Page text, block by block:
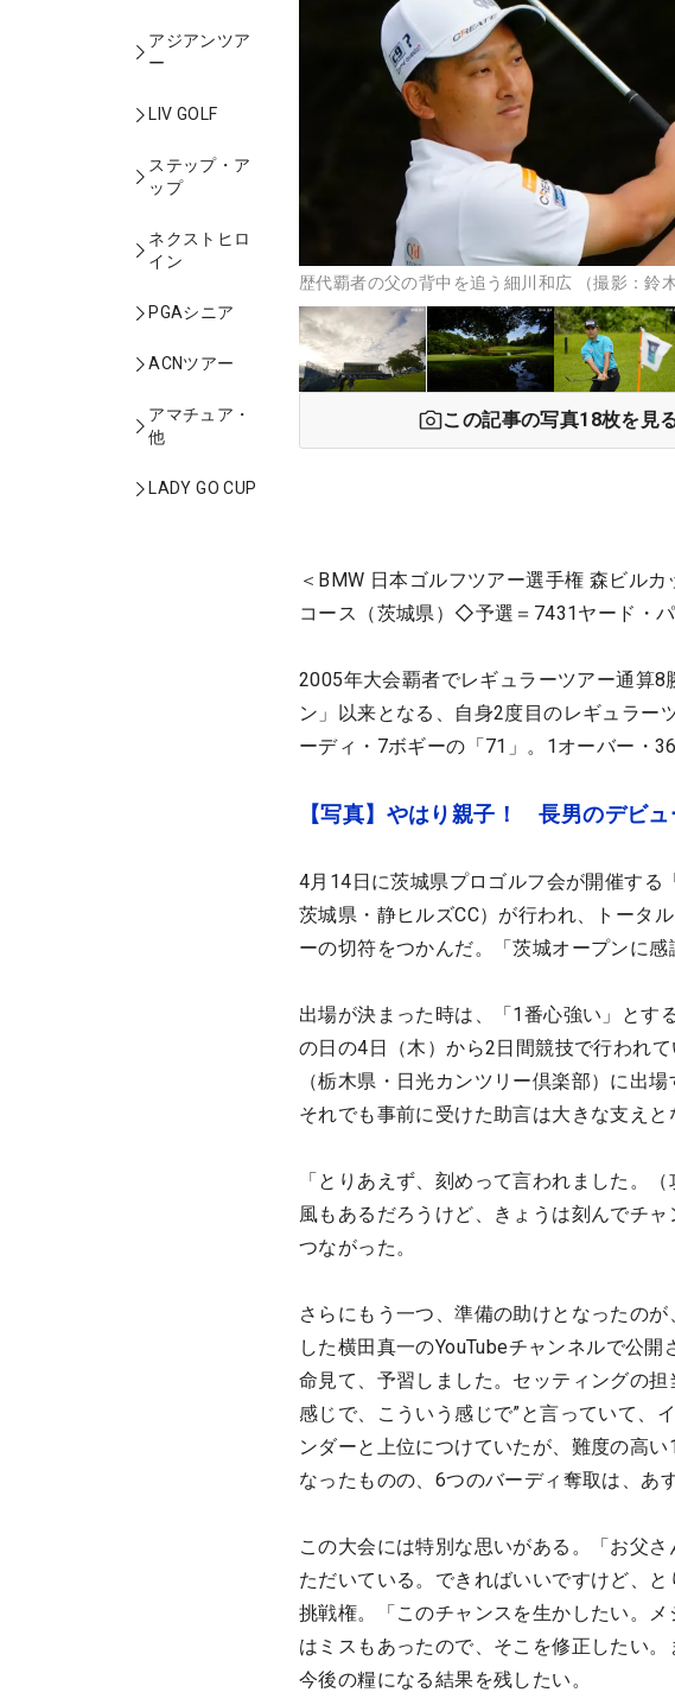
アジアンツア
ー
LIV GOLF
ステップ・ア
ップ
ネクストヒロ
イン
PGAシニア
ACNツアー
アマチュア・
他
LADY GO CUP
歴代覇者の父の背中を追う細川和広 （撮影：鈴木
この記事の写真18枚を見
＜BMW 日本ゴルフツアー選手権 森ビ
コース（茨城県）◇予選＝7431ヤード・
2005年大会覇者でレギュラーツアー通算
ン」以来となる、自身2度目のレギュラー
ーディ・7ボギーの「71」。1オーバー・
【写真】やはり親子！ 長男のデビ
4月14日に茨城県プロゴルフ会が開催する
茨城県・静ヒルズCC）が行われ、トータ
ーの切符をつかんだ。「茨城オープンに感
出場が決まった時は、「1番心強い」とす
の日の4日（木）から2日間競技で行われ
（栃木県・日光カンツリー倶楽部）に出
それでも事前に受けた助言は大きな支えと
「とりあえず、刻めって言われました。
風もあるだろうけど、きょうは刻んでチ
つながった。
さらにもう一つ、準備の助けとなったの
した横田真一のYouTubeチャンネルで公
命見て、予習しました。セッティングの
感じで、こういう感じで”と言っていて、
ンダーと上位につけていたが、難度の高
なったものの、6つのバーディ奪取は、あ
この大会には特別な思いがある。「お父
ただいている。できればいいですけど、
挑戦権。「このチャンスを生かしたい。
はミスもあったので、そこを修正したい
今後の糧になる結果を残したい。